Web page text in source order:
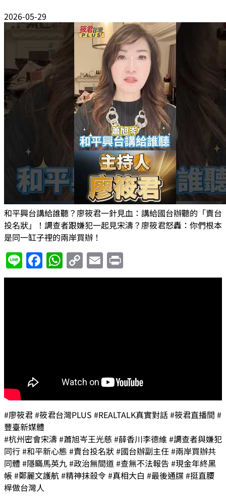
2026-05-29
和平興台講給誰聽？廖筱君一針見血：講給國台辦聽的「賣台
投名狀」！調查者跟嫌犯一起見宋濤？廖筱君怒轟：你們根本
是同一缸子裡的兩岸買辦！
LineFacebook
WhatsApp
Copy
Link
Email
#廖筱君 #筱君台灣PLUS #REALTALK真實對話 #筱君直播間 #
豐臺新媒體
#杭州密會宋濤 #蕭旭岑王光慈 #薛香川李德維 #調查者與嫌犯
同行 #和平新心態 #賣台投名狀 #國台辦副主任 #兩岸買辦共
同體 #隱瞞馬英九 #政治無間道 #查無不法報告 #現金年終黑
帳 #鄭麗文護航 #精神抹殺令 #真相大白 #最後通牒 #挺直腰
桿做台灣人